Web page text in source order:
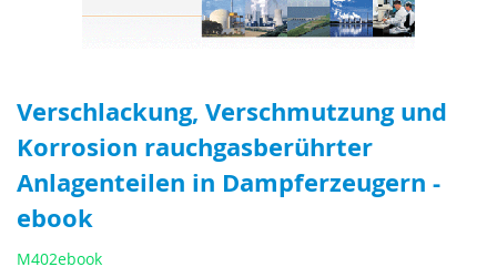
Verschlackung, Verschmutzung und
Korrosion rauchgasberührter
Anlagenteilen in Dampferzeugern -
ebook
M402ebook